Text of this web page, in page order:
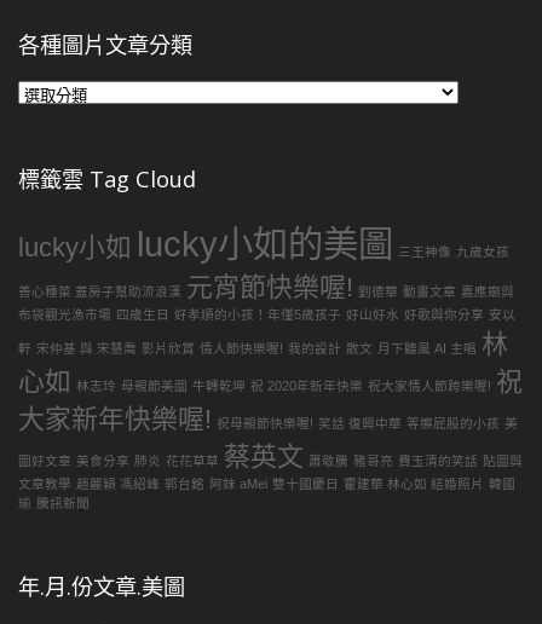
各種圖片文章分類
各
片
文
分
類
標籤雲 Tag Cloud
lucky小如 lucky小如的美圖 三王神像 九歲女孩
善心種菜 蓋房子幫助流浪漢 元宵節快樂喔! 劉德華 動畫文章 嘉應廟與
布袋觀光漁市場 四歲生日 好孝順的小孩！年僅5歲孩子 好山好水 好歌與你分享 安以
軒 宋仲基 與 宋慧喬 影片欣賞 情人節快樂喔! 我的設計 散文 月下聽風 AI 主唱 林
心如
林志玲 母親節美圖 牛轉乾坤 祝 2020年新年快樂 祝大家情人節跨樂喔! 祝
大家新年快樂喔! 祝母親節快樂喔! 笑話 復興中華 等擦屁股的小孩 美
圖好文章 美食分享 肺炎 花花草草 蔡英文 蕭敬騰 豬哥亮 費玉清的笑話 貼圖與
文章教學 趙麗穎 馮紹峰 郭台銘 阿妹 aMei 雙十國慶日 霍建華 林心如 結婚照片
韓國
瑜 騰訊新聞
年.月.份文章.美圖